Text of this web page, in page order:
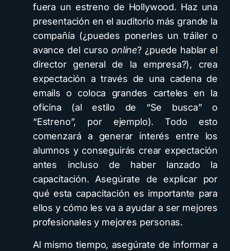
fuera un estreno de Hollywood. Haz una
presentación en el auditorio más grande la
compañía (¿puedes ponerles un tráiler o
avance del cursoonline? ¿puede hablar el
director general de la empresa?), crea
expectación a través de una cadena de
emails o coloca grandes carteles en la
oficina (al estilo de “Se busca” o
“Estreno”, por ejemplo). Todo esto
comenzará a generar interés entre los
alumnos y conseguirás crear expectación
antes incluso de haber lanzado la
capacitación. Asegúrate de explicar por
qué esta capacitación es importante para
ellos y cómo les va a ayudar a ser mejores
profesionales y mejores personas.
Al mismo tiempo, asegúrate de informar a